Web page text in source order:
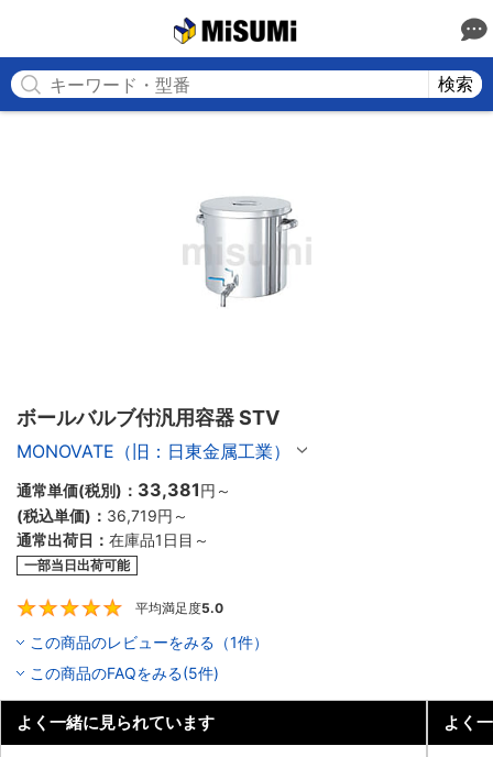
検索
ボールバルブ付汎用容器 STV
MONOVATE（旧：日東金属工業）
通常単価(税別)： 33,381円 ～
(税込単価)： 36,719円 ～
通常出荷日： 在庫品1日目～
一部当日出荷可能
平均満足度5.0
この商品のレビューをみる（1件）
この商品のFAQをみる(5件)
よく一緒に見られています よく